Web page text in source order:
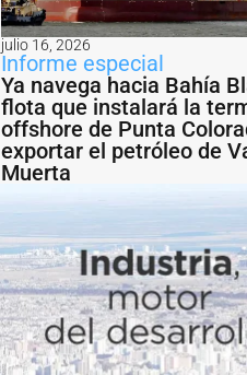
julio 16, 2026
Informe especial
Ya navega hacia Bahía
flota que instalará la
offshore de Punta
exportar el petróleo de
Muerta